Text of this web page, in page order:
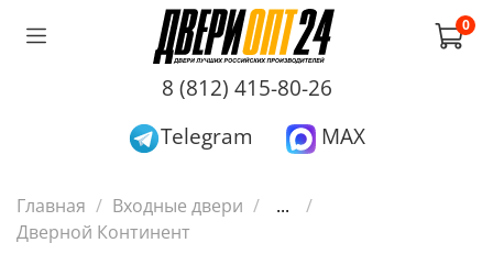
0
8 (812) 415-80-26
Telegram
MAX
Главная Входные двери
...
Дверной Континент